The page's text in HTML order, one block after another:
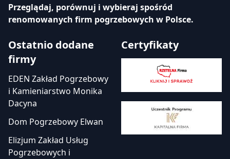
Przeglądaj, porównuj i wybieraj spośród
renomowanych firm pogrzebowych w Polsce.
Ostatnio dodane
firmy
EDEN Zakład Pogrzebowy
i Kamieniarstwo Monika
Dacyna
Dom Pogrzebowy Elwan
Elizjum Zakład Usług
Pogrzebowych i
Certyfikaty